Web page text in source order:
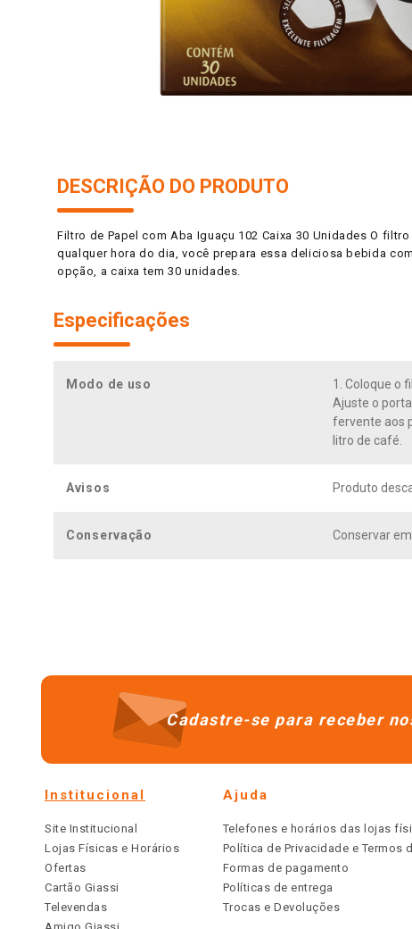
DESCRIÇÃO DO PRODUTO
Filtro de Papel com Aba Iguaçu 102 Caixa 30 Unidades O
qualquer hora do dia, você prepara essa deliciosa bebida
opção, a caixa tem 30 unidades.
Especificações
Modo de uso
1. Coloque o
Ajuste o
fervente aos
litro de café.
Avisos Produto
Conservação Conservar
Cadastre-se para receber
Institucional
Site Institucional
Lojas Físicas e Horários
Ofertas
Cartão Giassi
Televendas
Ajuda
Telefones e horários das lojas
Política de Privacidade e Termos
Formas de pagamento
Políticas de entrega
Trocas e Devoluções